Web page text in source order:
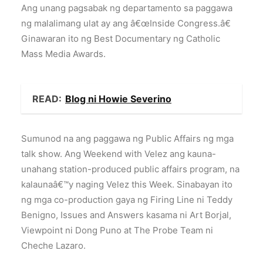
Ang unang pagsabak ng departamento sa paggawa
ng malalimang ulat ay ang â€œInside Congress.â€
Ginawaran ito ng Best Documentary ng Catholic
Mass Media Awards.
READ: Blog ni Howie Severino
Sumunod na ang paggawa ng Public Affairs ng mga
talk show. Ang Weekend with Velez ang kauna-
unahang station-produced public affairs program, na
kalaunaâ€™y naging Velez this Week. Sinabayan ito
ng mga co-production gaya ng Firing Line ni Teddy
Benigno, Issues and Answers kasama ni Art Borjal,
Viewpoint ni Dong Puno at The Probe Team ni
Cheche Lazaro.